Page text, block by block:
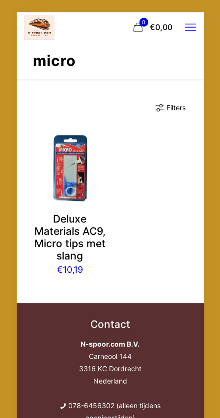
0 €0,00
micro
Filters
Deluxe
Materials AC9,
Micro tips met
slang
€10,19
Contact
N-spoor.com B.V.
Carneool 144
3316 KC Dordrecht
Nederland
078-6456302 (alleen tijdens